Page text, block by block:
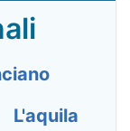
L'aquila